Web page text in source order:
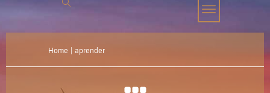
Home | aprender